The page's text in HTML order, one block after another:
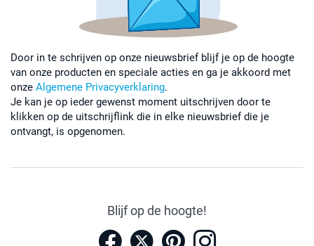
Door in te schrijven op onze nieuwsbrief blijf je op de hoogte
van onze producten en speciale acties en ga je akkoord met
onze Algemene Privacyverklaring.
Je kan je op ieder gewenst moment uitschrijven door te
klikken op de uitschrijflink die in elke nieuwsbrief die je
ontvangt, is opgenomen.
Blijf op de hoogte!